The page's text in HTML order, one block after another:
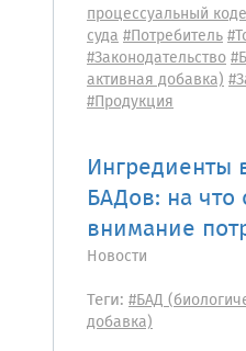
процессуальный
суда#Потребитель
#Законодательство
активная добавка)
#Продукция
Ингредиенты
БАДов: на что
внимание
Новости
Теги: #БАД
добавка)